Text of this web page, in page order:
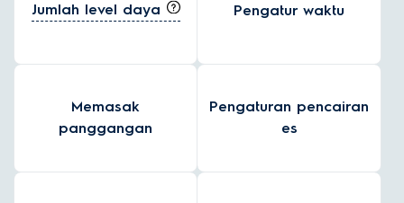
Jumlah level daya Pengatur waktu
Memasak
panggangan
Pengaturan pencairan
es